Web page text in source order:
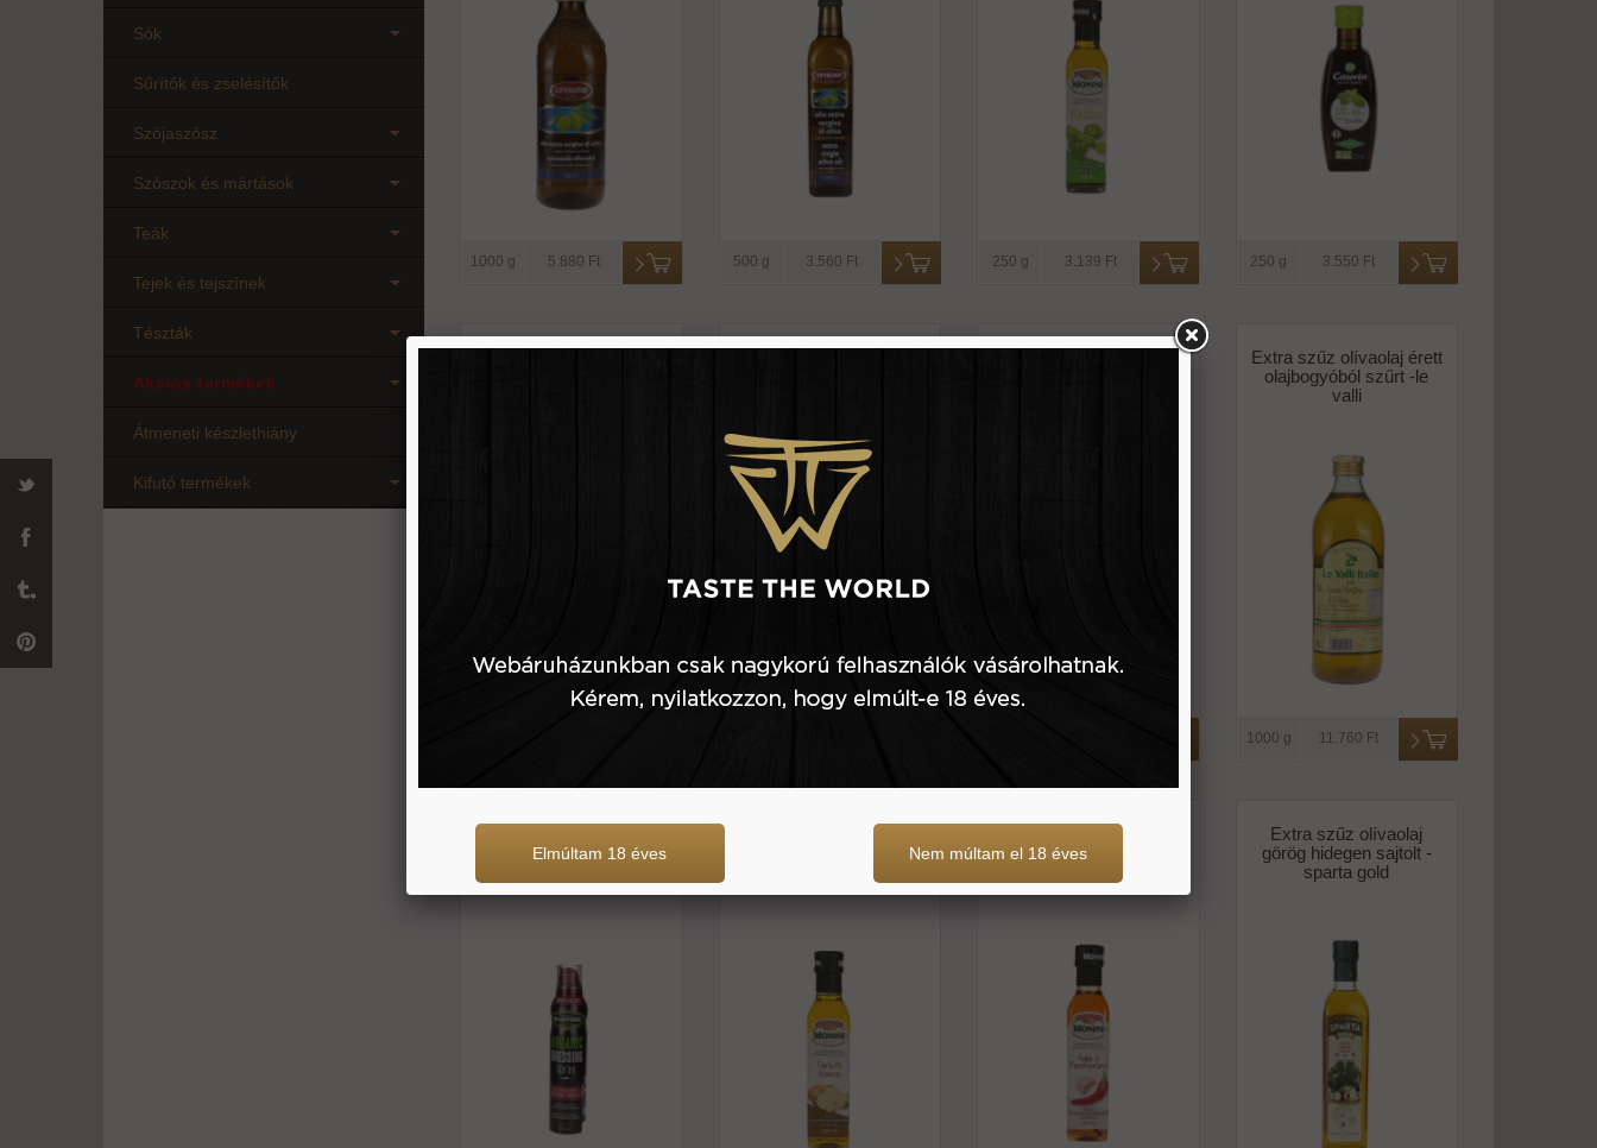
Sók
Sűrítők és zselésítők
Szójaszósz
Szószok és mártások
Teák
Tejek és tejszínek
Tészták
Akciós termékek
Átmeneti készlethiány
Kifutó termékek
1000 g 5.880 Ft 500 g 3.560 Ft 250 g 3.139 Ft 250 g 3.550 Ft
Extra szűz olívaolaj érett
olajbogyóból szűrt -le
valli
1000 g 11.760 Ft
modenai balzsamecet
Extra szűz olívaolaj fehér
szarvasgombás -monini
Extra szűz olívaolaj
fokhagymás-chilis -
Extra szűz olívaolaj
görög hidegen sajtolt -
sparta gold
Elmúltam 18 éves Nem múltam el 18 éves